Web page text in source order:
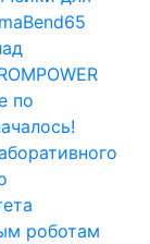
по
роботам